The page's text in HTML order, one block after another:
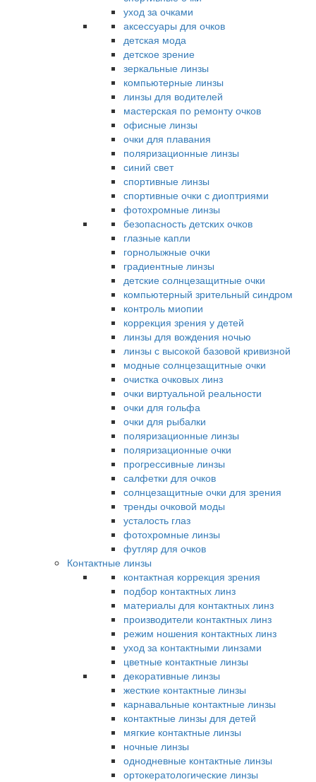
уход за очками
аксессуары для очков
детская мода
детское зрение
зеркальные линзы
компьютерные линзы
линзы для водителей
мастерская по ремонту очков
офисные линзы
очки для плавания
поляризационные линзы
синий свет
спортивные линзы
спортивные очки с диоптриями
фотохромные линзы
безопасность детских очков
глазные капли
горнолыжные очки
градиентные линзы
детские солнцезащитные очки
компьютерный зрительный синдром
контроль миопии
коррекция зрения у детей
линзы для вождения ночью
линзы с высокой базовой кривизной
модные солнцезащитные очки
очистка очковых линз
очки виртуальной реальности
очки для гольфа
очки для рыбалки
поляризационные линзы
поляризационные очки
прогрессивные линзы
салфетки для очков
солнцезащитные очки для зрения
тренды очковой моды
усталость глаз
фотохромные линзы
футляр для очков
Контактные линзы
контактная коррекция зрения
подбор контактных линз
материалы для контактных линз
производители контактных линз
режим ношения контактных линз
уход за контактными линзами
цветные контактные линзы
декоративные линзы
жесткие контактные линзы
карнавальные контактные линзы
контактные линзы для детей
мягкие контактные линзы
ночные линзы
однодневные контактные линзы
ортокератологические линзы